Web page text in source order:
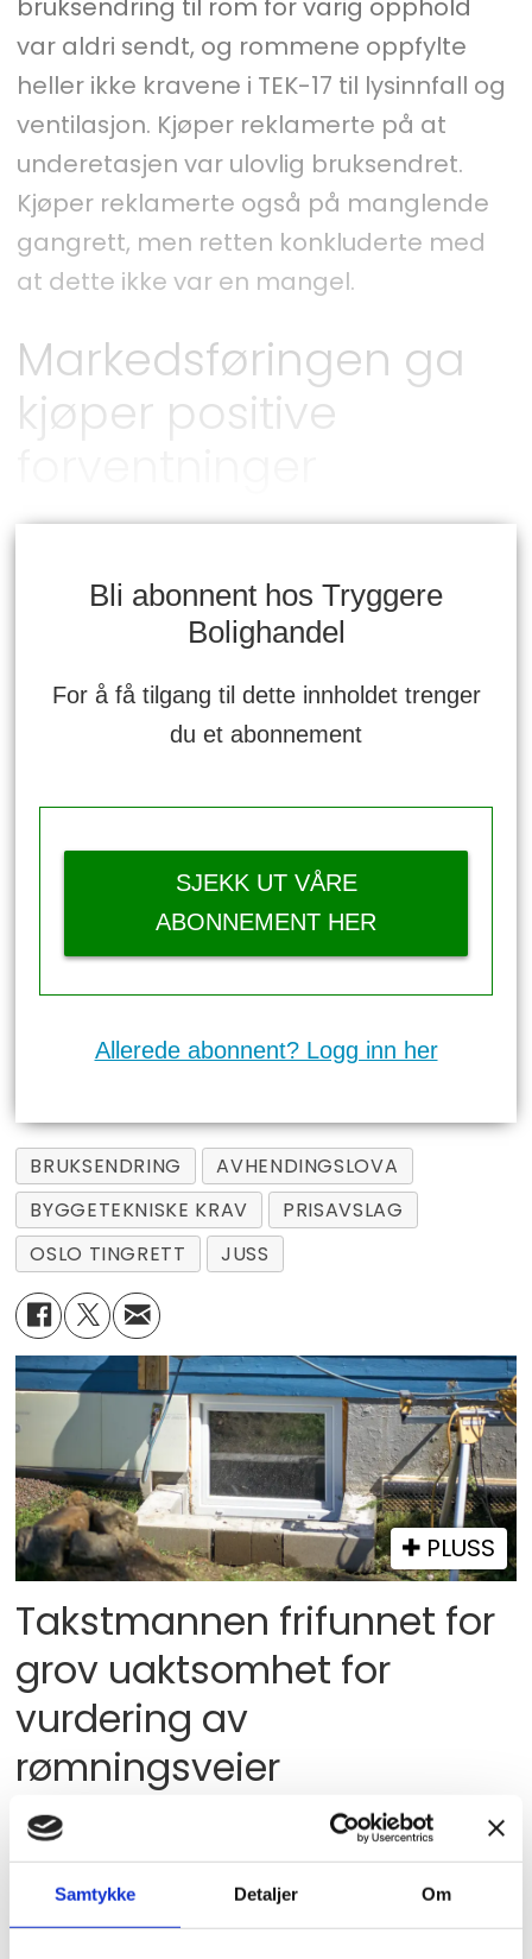
Samtykke Detaljer Om
bruksendring til rom for varig opphold
var aldri sendt, og rommene oppfylte
heller ikke kravene i TEK-17 til lysinnfall og
ventilasjon. Kjøper reklamerte på at
underetasjen var ulovlig bruksendret.
Kjøper reklamerte også på manglende
gangrett, men retten konkluderte med
at dette ikke var en mangel.
Markedsføringen ga
kjøper positive
Bli abonnent hos Tryggere
Bolighandel
For å få tilgang til dette innholdet trenger
du et abonnement
SJEKK UT VÅRE
ABONNEMENT HER
Allerede abonnent? Logg inn her
BRUKSENDRING
AVHENDINGSLOVA
BYGGETEKNISKE KRAV
PRISAVSLAG
OSLO TINGRETT
JUSS
PLUSS
Takstmannen frifunnet for
grov uaktsomhet for
vurdering av
rømningsveier